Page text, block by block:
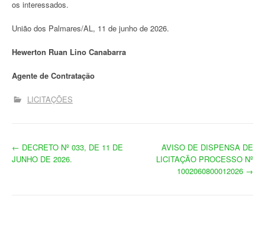
os interessados.
União dos Palmares/AL, 11 de junho de 2026.
Hewerton Ruan Lino Canabarra
Agente de Contratação
LICITAÇÕES
N
← DECRETO Nº 033, DE 11 DE
JUNHO DE 2026.
AVISO DE DISPENSA DE
LICITAÇÃO PROCESSO Nº
1002060800012026 →